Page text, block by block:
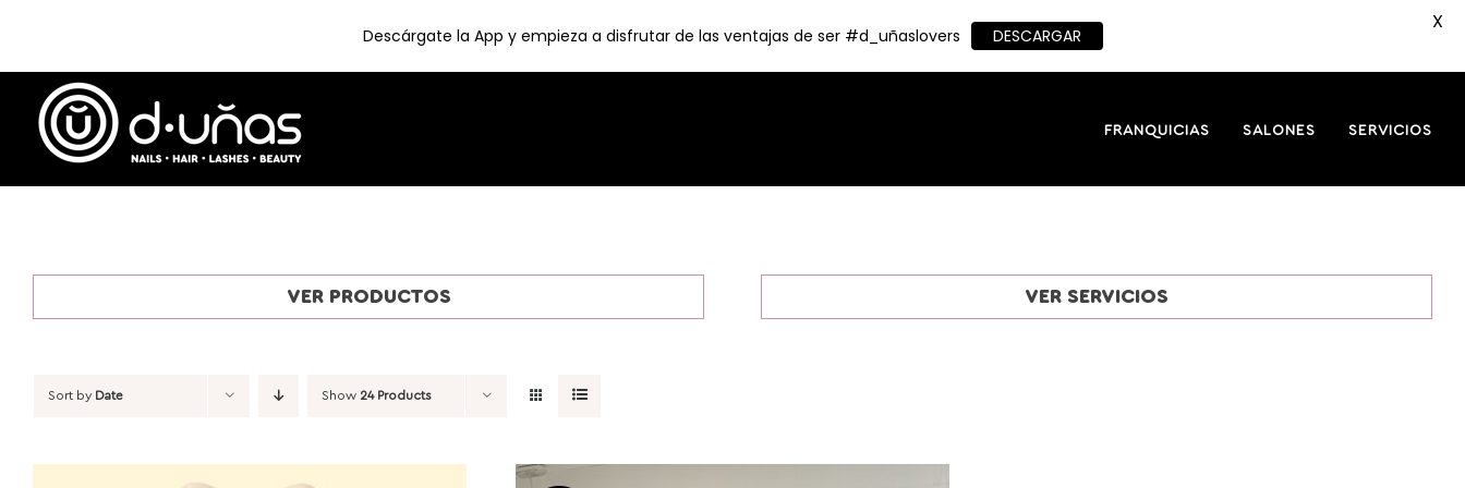
content
FRANQUICIAS SALONES SERVICIOS
VER PRODUCTOS VER SERVICIOS
Sort by Date Show 24 Products
Descárgate la App y empieza a disfrutar de las ventajas de ser #d_uñaslovers DESCARGAR
X